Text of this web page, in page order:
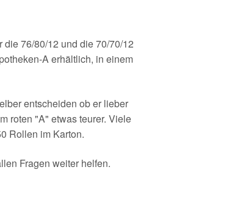
die 76/80/12 und die 70/70/12
A erhältlich, in einem
entscheiden ob er lieber
roten "A" etwas teurer. Viele
Rollen im Karton.
Fragen weiter helfen.